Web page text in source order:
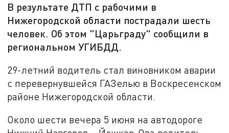
В результате ДТП с рабочими в
Нижегородской области пострадали шесть
человек. Об этом "Царьграду" сообщили в
региональном УГИБДД.
29-летний водитель стал виновником аварии
с перевернувшейся ГАЗелью в Воскресенском
районе Нижегородской области.
Около шести вечера 5 июня на автодороге